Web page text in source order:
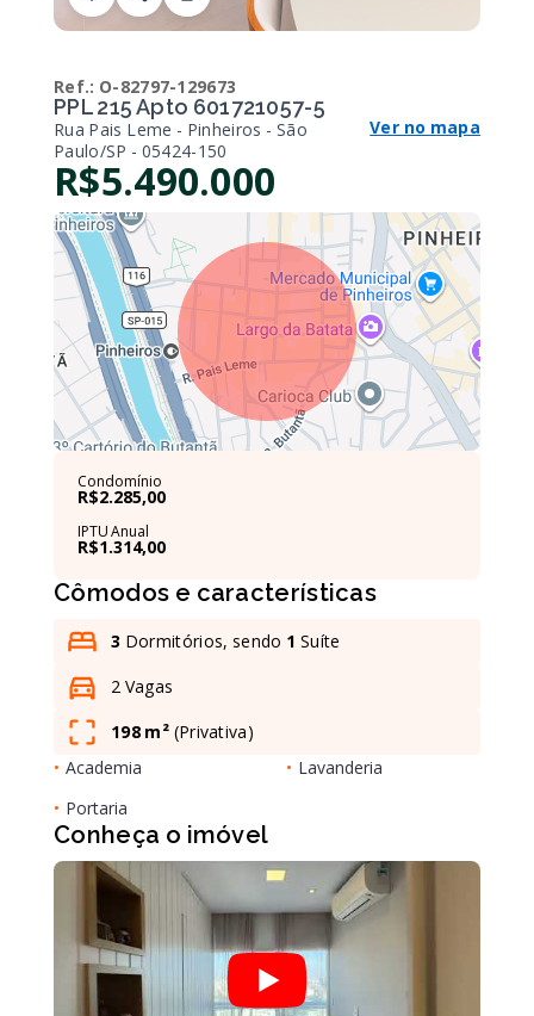
Ref.: O-82797-129673
PPL 215 Apto 601721057-5
Rua Pais Leme - Pinheiros - São
Paulo/SP - 05424-150
Ver no mapa
R$5.490.000
Condomínio
R$2.285,00
IPTU Anual
R$1.314,00
Cômodos e características
3 Dormitórios, sendo 1 Suíte
2 Vagas
198 m² (Privativa)
• Academia • Lavanderia
• Portaria
Conheça o imóvel